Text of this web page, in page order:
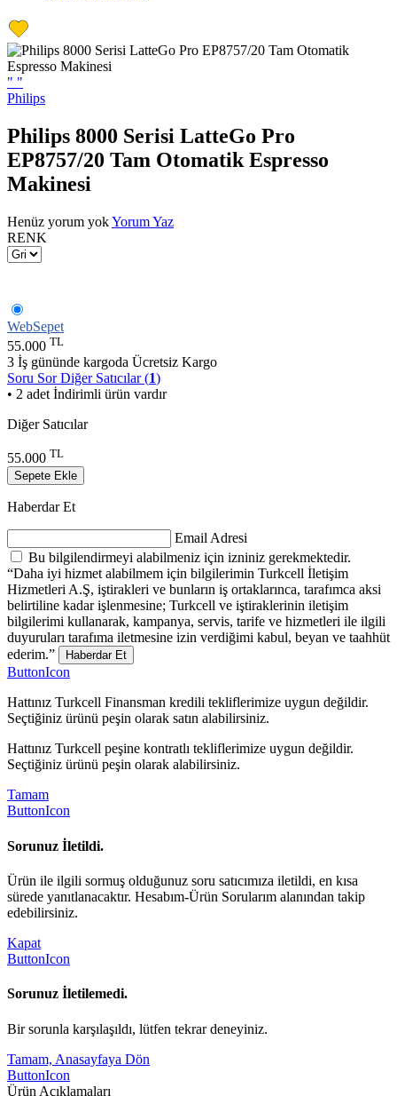
" "
Philips
Philips 8000 Serisi LatteGo Pro
EP8757/20 Tam Otomatik Espresso
Makinesi
Henüz yorum yokYorum Yaz
RENK
WebSepet
55.000 TL
3 İş gününde kargoda Ücretsiz Kargo
Soru SorDiğer Satıcılar (1)
• 2 adet İndirimli ürün vardır
Diğer Satıcılar
55.000 TL
Sepete Ekle
Haberdar Et
Email Adresi
Bu bilgilendirmeyi alabilmeniz için izniniz gerekmektedir.
“Daha iyi hizmet alabilmem için bilgilerimin Turkcell İletişim
Hizmetleri A.Ş, iştirakleri ve bunların iş ortaklarınca, tarafımca aksi
belirtiline kadar işlenmesine; Turkcell ve iştiraklerinin iletişim
bilgilerimi kullanarak, kampanya, servis, tarife ve hizmetleri ile ilgili
duyuruları tarafıma iletmesine izin verdiğimi kabul, beyan ve taahhüt
ederim.”
Haberdar Et
ButtonIcon
Hattınız Turkcell Finansman kredili tekliflerimize uygun değildir.
Seçtiğiniz ürünü peşin olarak satın alabilirsiniz.
Hattınız Turkcell peşine kontratlı tekliflerimize uygun değildir.
Seçtiğiniz ürünü peşin olarak alabilirsiniz.
Tamam
ButtonIcon
Sorunuz İletildi.
Ürün ile ilgili sormuş olduğunuz soru satıcımıza iletildi, en kısa
sürede yanıtlanacaktır. Hesabım-Ürün Sorularım alanından takip
edebilirsiniz.
Kapat
ButtonIcon
Sorunuz İletilemedi.
Bir sorunla karşılaşıldı, lütfen tekrar deneyiniz.
Tamam, Anasayfaya Dön
ButtonIcon
Ürün Açıklamaları